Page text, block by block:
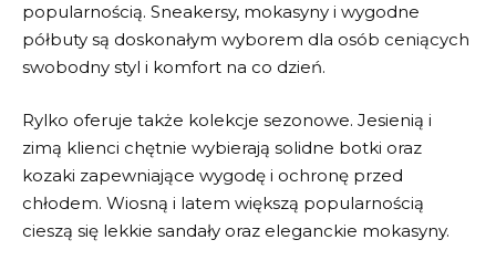
popularnością. Sneakersy, mokasyny i wygodne
półbuty są doskonałym wyborem dla osób ceniących
swobodny styl i komfort na co dzień.
Rylko oferuje także kolekcje sezonowe. Jesienią i
zimą klienci chętnie wybierają solidne botki oraz
kozaki zapewniające wygodę i ochronę przed
chłodem. Wiosną i latem większą popularnością
cieszą się lekkie sandały oraz eleganckie mokasyny.